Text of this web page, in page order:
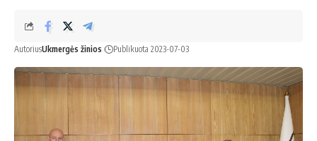
AutoriusUkmergės žinios Publikuota 2023-07-03